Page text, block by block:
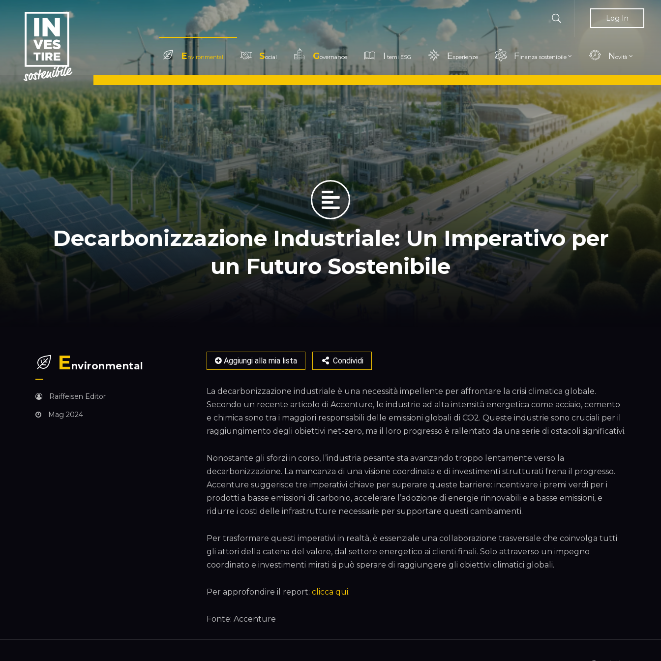
Log In
Environmental Social Governance I temi ESG Esperienze Finanza sostenibile Novità
Decarbonizzazione Industriale: Un Imperativo per
un Futuro Sostenibile
Aggiungi alla mia lista Condividi
La decarbonizzazione industriale è una necessità impellente per affrontare la crisi climatica globale.
Secondo un recente articolo di Accenture, le industrie ad alta intensità energetica come acciaio, cemento
e chimica sono tra i maggiori responsabili delle emissioni globali di CO2. Queste industrie sono cruciali per il
raggiungimento degli obiettivi net-zero, ma il loro progresso è rallentato da una serie di ostacoli significativi.
Nonostante gli sforzi in corso, l’industria pesante sta avanzando troppo lentamente verso la
decarbonizzazione. La mancanza di una visione coordinata e di investimenti strutturati frena il progresso.
Accenture suggerisce tre imperativi chiave per superare queste barriere: incentivare i premi verdi per i
prodotti a basse emissioni di carbonio, accelerare l’adozione di energie rinnovabili e a basse emissioni, e
ridurre i costi delle infrastrutture necessarie per supportare questi cambiamenti.
Per trasformare questi imperativi in realtà, è essenziale una collaborazione trasversale che coinvolga tutti
gli attori della catena del valore, dal settore energetico ai clienti finali. Solo attraverso un impegno
coordinato e investimenti mirati si può sperare di raggiungere gli obiettivi climatici globali.
Per approfondire il report: clicca qui.
Fonte: Accenture
Environmental
Raiffeisen Editor
Mag 2024